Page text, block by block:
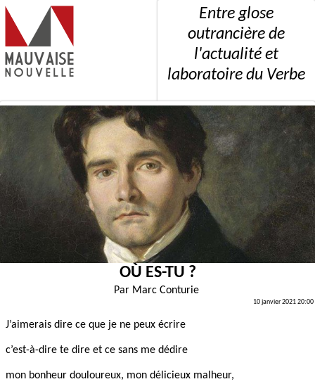
Entre glose
outrancière de
l'actualité et
laboratoire du Verbe
OÙ ES-TU ?
Par Marc Conturie
10 janvier 2021 20:00
J’aimerais dire ce que je ne peux écrire
c’est-à-dire te dire et ce sans me dédire
mon bonheur douloureux, mon délicieux malheur,